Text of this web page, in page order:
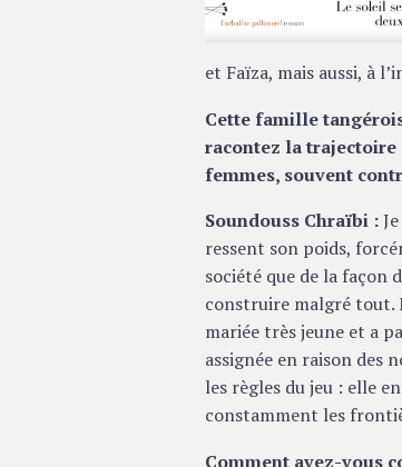
et Faïza, mais aussi, à
Cette famille
racontez la trajectoire
femmes, souvent
Soundouss Chraïbi :
ressent son poids,
société que de la façon
construire malgré tout.
mariée très jeune et a
assignée en raison des
les règles du jeu : elle
constamment les
Comment avez-vous